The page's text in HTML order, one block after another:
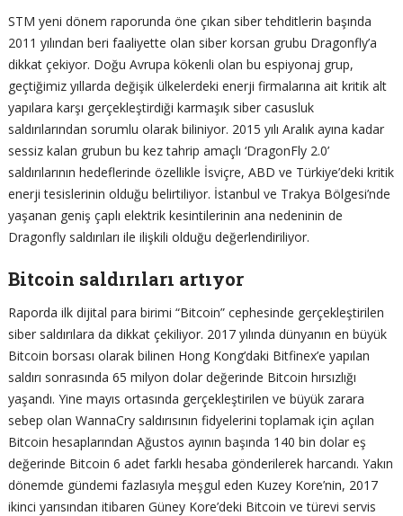
STM yeni dönem raporunda öne çıkan siber tehditlerin başında
2011 yılından beri faaliyette olan siber korsan grubu Dragonfly’a
dikkat çekiyor. Doğu Avrupa kökenli olan bu espiyonaj grup,
geçtiğimiz yıllarda değişik ülkelerdeki enerji firmalarına ait kritik alt
yapılara karşı gerçekleştirdiği karmaşık siber casusluk
saldırılarından sorumlu olarak biliniyor. 2015 yılı Aralık ayına kadar
sessiz kalan grubun bu kez tahrip amaçlı ‘DragonFly 2.0’
saldırılarının hedeflerinde özellikle İsviçre, ABD ve Türkiye’deki kritik
enerji tesislerinin olduğu belirtiliyor. İstanbul ve Trakya Bölgesi’nde
yaşanan geniş çaplı elektrik kesintilerinin ana nedeninin de
Dragonfly saldırıları ile ilişkili olduğu değerlendiriliyor.
Bitcoin saldırıları artıyor
Raporda ilk dijital para birimi “Bitcoin” cephesinde gerçekleştirilen
siber saldırılara da dikkat çekiliyor. 2017 yılında dünyanın en büyük
Bitcoin borsası olarak bilinen Hong Kong’daki Bitfinex’e yapılan
saldırı sonrasında 65 milyon dolar değerinde Bitcoin hırsızlığı
yaşandı. Yine mayıs ortasında gerçekleştirilen ve büyük zarara
sebep olan WannaCry saldırısının fidyelerini toplamak için açılan
Bitcoin hesaplarından Ağustos ayının başında 140 bin dolar eş
değerinde Bitcoin 6 adet farklı hesaba gönderilerek harcandı. Yakın
dönemde gündemi fazlasıyla meşgul eden Kuzey Kore’nin, 2017
ikinci yarısından itibaren Güney Kore’deki Bitcoin ve türevi servis